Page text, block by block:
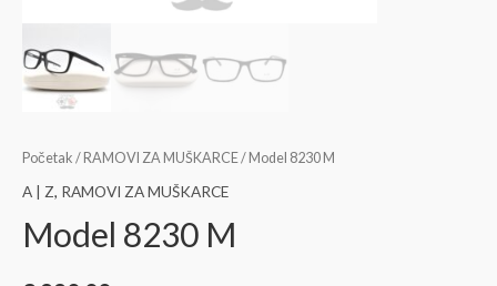
Početak / RAMOVI ZA MUŠKARCE/ Model 8230 M
A | Z, RAMOVI ZA MUŠKARCE
Model 8230 M